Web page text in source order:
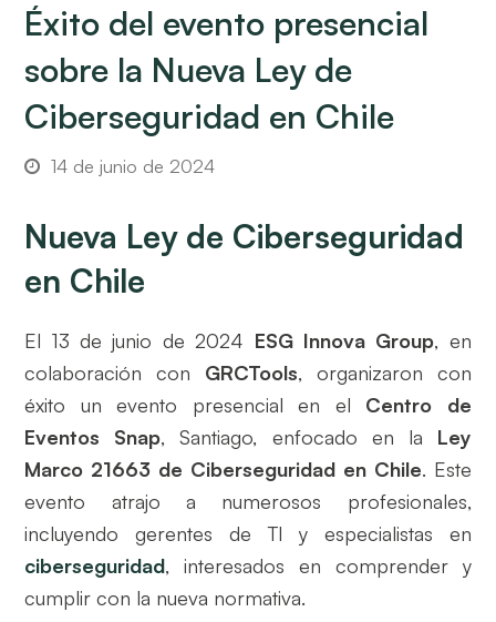
Éxito del evento presencial
sobre la Nueva Ley de
Ciberseguridad en Chile
14 de junio de 2024
Nueva Ley de Ciberseguridad
en Chile
El 13 de junio de 2024 ESG Innova Group, en
colaboración con GRCTools, organizaron con
éxito un evento presencial en el Centro de
Eventos Snap, Santiago, enfocado en la Ley
Marco 21663 de Ciberseguridad en Chile. Este
evento atrajo a numerosos profesionales,
incluyendo gerentes de TI y especialistas en
ciberseguridad, interesados en comprender y
cumplir con la nueva normativa.